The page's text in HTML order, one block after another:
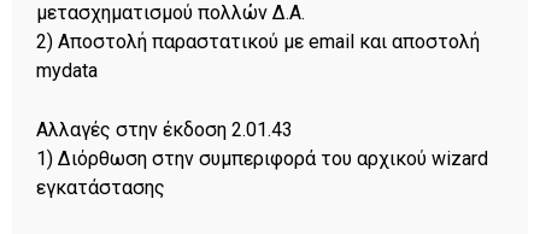
μετασχηματισμού πολλών Δ.Α.
2) Αποστολή παραστατικού με email και αποστολή
mydata
Αλλαγές στην έκδοση 2.01.43
1) Διόρθωση στην συμπεριφορά του αρχικού wizard
εγκατάστασης